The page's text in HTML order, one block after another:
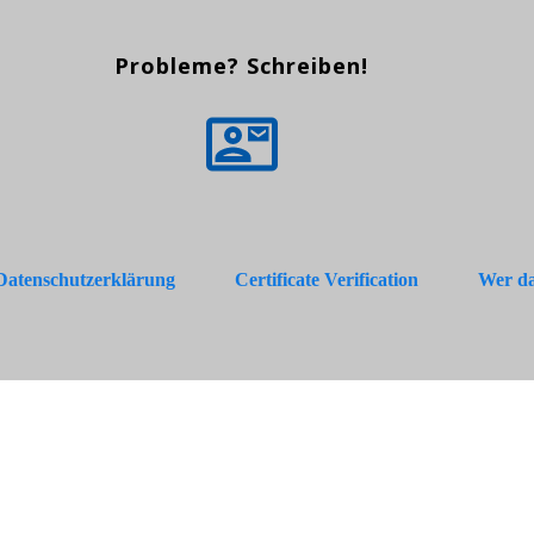
Probleme? Schreiben!
Certificate Verification Wer